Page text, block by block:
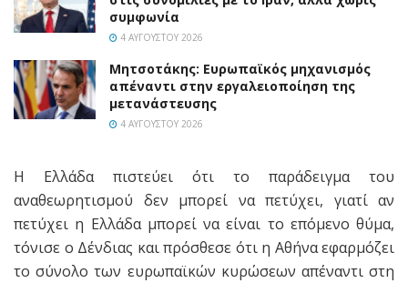
συμφωνία
4 ΑΥΓΟΎΣΤΟΥ 2026
Μητσοτάκης: Ευρωπαϊκός μηχανισμός
απέναντι στην εργαλειοποίηση της
μετανάστευσης
4 ΑΥΓΟΎΣΤΟΥ 2026
Η Ελλάδα πιστεύει ότι το παράδειγμα του
αναθεωρητισμού δεν μπορεί να πετύχει, γιατί αν
πετύχει η Ελλάδα μπορεί να είναι το επόμενο θύμα,
τόνισε ο Δένδιας και πρόσθεσε ότι η Αθήνα εφαρμόζει
το σύνολο των ευρωπαϊκών κυρώσεων απέναντι στη